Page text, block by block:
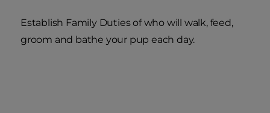
Establish Family Dutiesof who will walk, feed,
groom and bathe your pup each day.